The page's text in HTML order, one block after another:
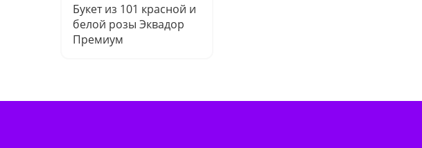
Букет из 101 красной и
белой розы Эквадор
Премиум